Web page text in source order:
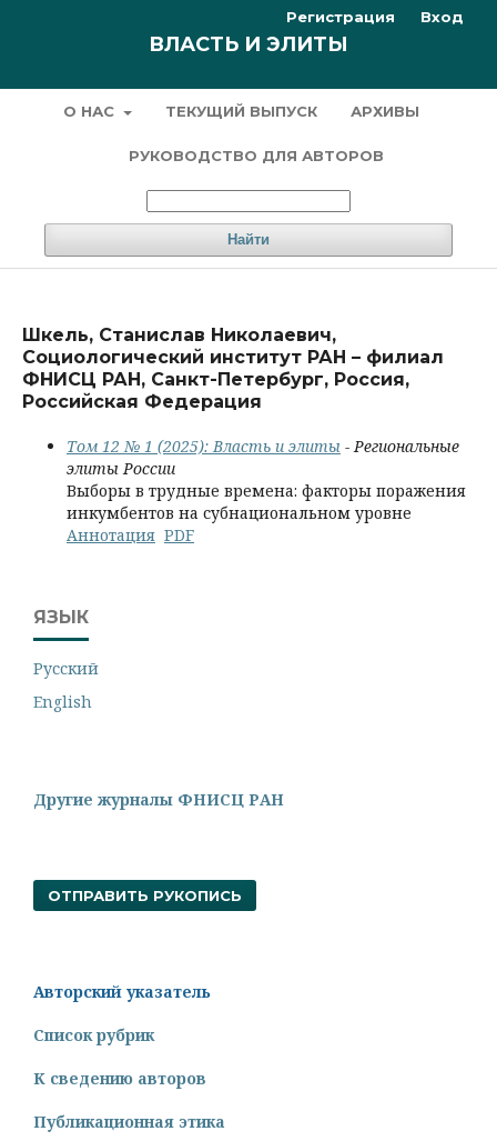
ВЛАСТЬ И ЭЛИТЫ
О НАС ТЕКУЩИЙ ВЫПУСК АРХИВЫ
РУКОВОДСТВО ДЛЯ АВТОРОВ
Найти
Регистрация Вход
Шкель, Станислав Николаевич,
Социологический институт РАН – филиал
ФНИСЦ РАН, Санкт-Петербург, Россия,
Российская Федерация
Том 12 № 1 (2025): Власть и элиты - Региональные
элиты России
Выборы в трудные времена: факторы поражения
инкумбентов на субнациональном уровне
Аннотация PDF
ЯЗЫК
Русский
English
Другие журналы ФНИСЦ РАН
ОТПРАВИТЬ РУКОПИСЬ
Авторский указатель
Список рубрик
К сведению авторов
Публикационная этика